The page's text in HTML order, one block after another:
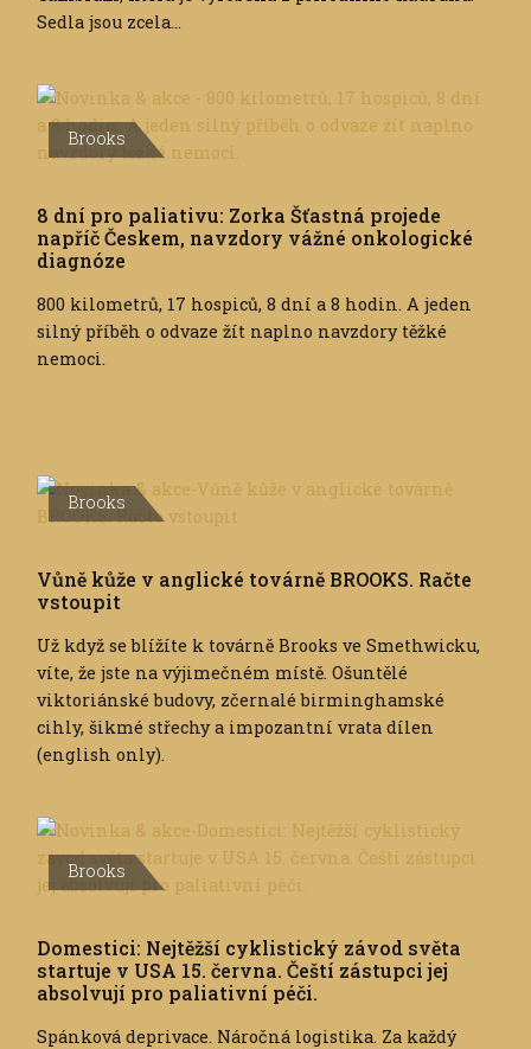
Sedla jsou zcela...
Brooks
8 dní pro paliativu: Zorka Šťastná projede
napříč Českem, navzdory vážné onkologické
diagnóze
800 kilometrů, 17 hospiců, 8 dní a 8 hodin. A jeden
silný příběh o odvaze žít naplno navzdory těžké
nemoci.
Brooks
Vůně kůže v anglické továrně BROOKS. Račte
vstoupit
Už když se blížíte k továrně Brooks ve Smethwicku,
víte, že jste na výjimečném místě. Ošuntělé
viktoriánské budovy, zčernalé birminghamské
cihly, šikmé střechy a impozantní vrata dílen
(english only).
Brooks
Domestici: Nejtěžší cyklistický závod světa
startuje v USA 15. června. Čeští zástupci jej
absolvují pro paliativní péči.
Spánková deprivace. Náročná logistika. Za každý